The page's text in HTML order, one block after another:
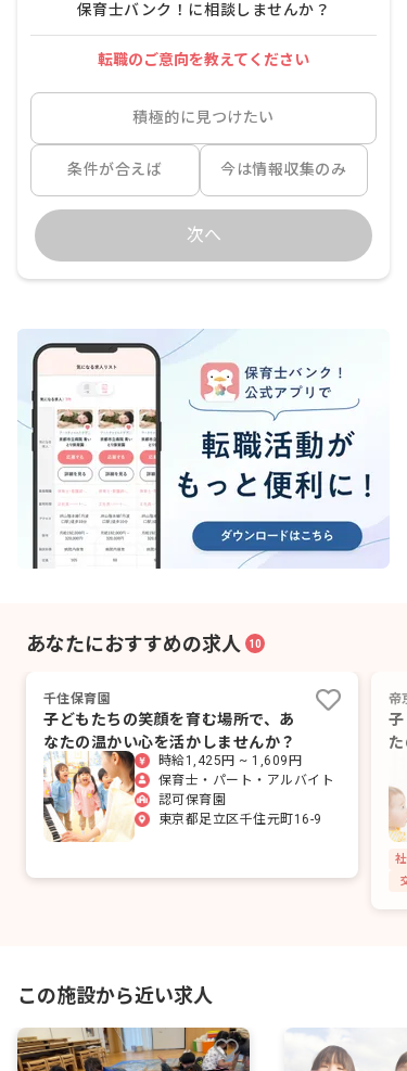
保育士バンク！に相談しませんか？
転職のご意向を教えてください
積極的に見つけたい
条件が合えば 今は情報収集のみ
次へ
あなたにおすすめの求人 10
千住保育園
子どもたちの笑顔を育む場所で、あ
なたの温かい心を活かしませんか？
時給1,425円 ~ 1,609円
保育士・パート・アルバイト
認可保育園
東京都足立区千住元町16-9
帝
社
この施設から近い求人